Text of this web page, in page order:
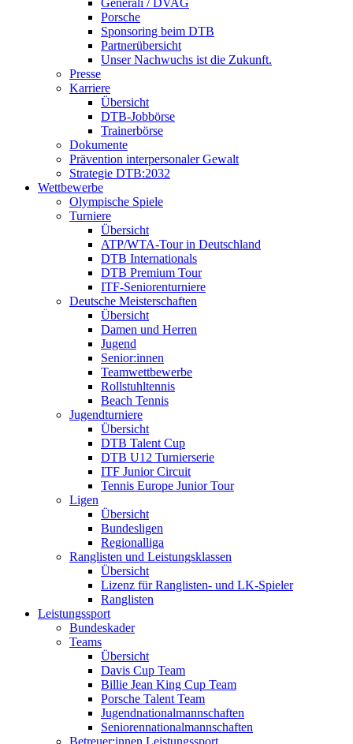
Generali / DVAG
Porsche
Sponsoring beim DTB
Partnerübersicht
Unser Nachwuchs ist die Zukunft.
Presse
Karriere
Übersicht
DTB-Jobbörse
Trainerbörse
Dokumente
Prävention interpersonaler Gewalt
Strategie DTB:2032
Wettbewerbe
Olympische Spiele
Turniere
Übersicht
ATP/WTA-Tour in Deutschland
DTB Internationals
DTB Premium Tour
ITF-Seniorenturniere
Deutsche Meisterschaften
Übersicht
Damen und Herren
Jugend
Senior:innen
Teamwettbewerbe
Rollstuhltennis
Beach Tennis
Jugendturniere
Übersicht
DTB Talent Cup
DTB U12 Turnierserie
ITF Junior Circuit
Tennis Europe Junior Tour
Ligen
Übersicht
Bundesligen
Regionalliga
Ranglisten und Leistungsklassen
Übersicht
Lizenz für Ranglisten- und LK-Spieler
Ranglisten
Leistungssport
Bundeskader
Teams
Übersicht
Davis Cup Team
Billie Jean King Cup Team
Porsche Talent Team
Jugendnationalmannschaften
Seniorennationalmannschaften
Betreuer:innen Leistungssport